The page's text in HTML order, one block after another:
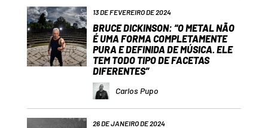
13 DE FEVEREIRO DE 2024
BRUCE DICKINSON: “O METAL NÃO
É UMA FORMA COMPLETAMENTE
PURA E DEFINIDA DE MÚSICA. ELE
TEM TODO TIPO DE FACETAS
DIFERENTES”
Carlos Pupo
26 DE JANEIRO DE 2024